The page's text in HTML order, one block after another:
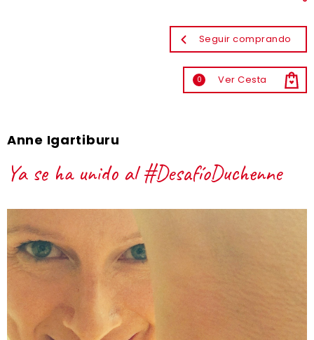
Seguir comprando
0 Ver Cesta
Anne Igartiburu
Ya se ha unido al #DesafíoDuchenne